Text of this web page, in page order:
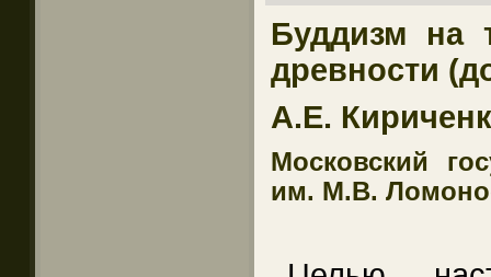
Буддизм на
древности
А.Е.
Московский
им. М.В.